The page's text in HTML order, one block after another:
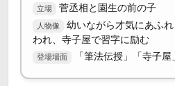
立場 菅丞相と園生の前の子
人物像
幼いながら才気にあふ
われ、寺子屋で習字に励む
登場場面 「筆法伝授」「寺子屋」